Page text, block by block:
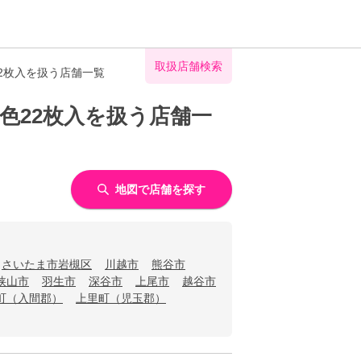
入を扱う店舗一覧 取扱店舗検索
22枚入を扱う店舗一
地図で店舗を探す
さいたま市岩槻区 川越市
熊谷市
山市
羽生市 深谷市 上尾市
越谷市
（入間郡）
上里町（児玉郡）